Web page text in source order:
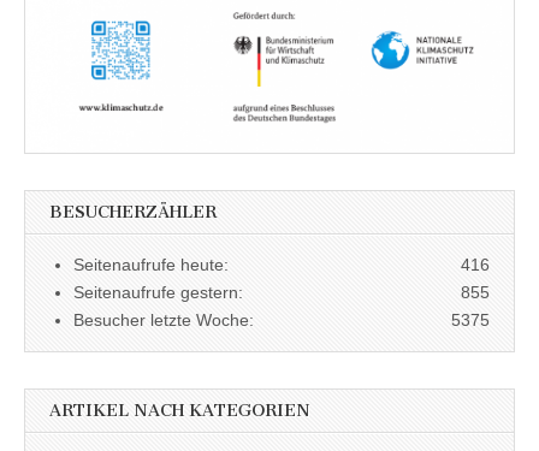
BESUCHERZÄHLER
416
Seitenaufrufe heute:
855
Seitenaufrufe gestern:
5375
Besucher letzte Woche:
ARTIKEL NACH KATEGORIEN